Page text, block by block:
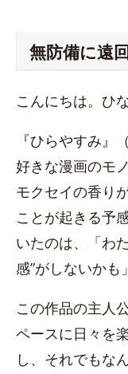
無防備に遠
こんにちは。ひ
『ひらやすみ』
好きな漫画のモ
モクセイの香り
ことが起きる予
いたのは、「わ
感”がしないかも
この作品の主人
ペースに日々を
し、それでもな